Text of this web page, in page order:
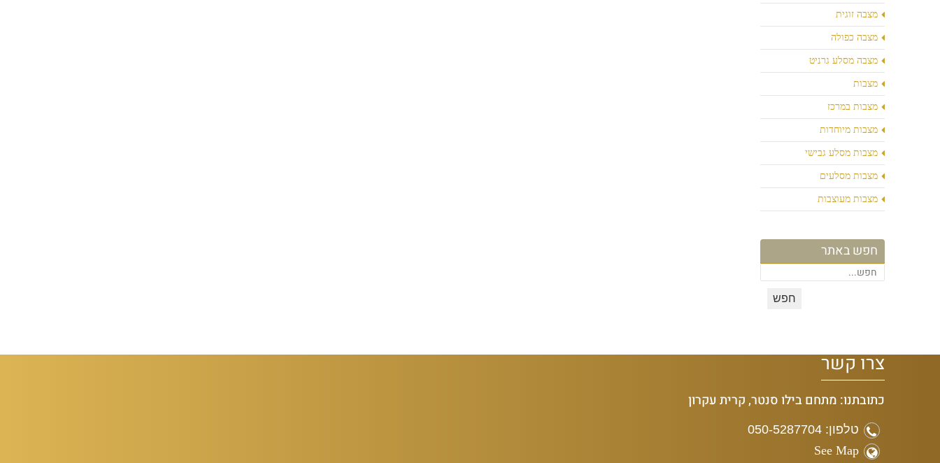
מצבה זוגית
מצבה כפולה
מצבה מסלע גרניט
מצבות
מצבות במרכז
מצבות מיוחדות
מצבות מסלע גבישי
מצבות מסלעים
מצבות מעוצבות
חפש באתר
צרו קשר
כתובתנו: מתחם בילו סנטר, קרית עקרון
טלפון: 050-5287704
See Map